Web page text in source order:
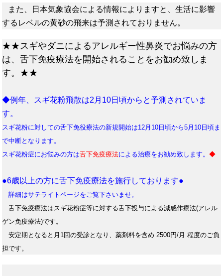
また、日本気象協会による情報によりますと、生活に影響
するレベルの黄砂の飛来は予測されておりません。
★★スギやダニによるアレルギー性鼻炎でお悩みの方
は、舌下免疫療法を開始されることをお勧め致しま
す。★★
◆例年、スギ花粉飛散は2月10日頃からと予測されていま
す。
スギ花粉に対しての舌下免役療法の新規開始は12月10日頃から5月10日頃ま
で中断となります。
スギ花粉症にお悩みの方は舌下免疫療法による治療をお勧め致します。◆
●6歳以上の方に舌下免疫療法を施行しております●
詳細はサテライトページをご覧下さいませ。
舌下免疫療法はスギ花粉症等に対する舌下投与による減感作療法(アレル
ゲン免疫療法)です。
安定期となると月1回の受診となり、薬剤料を含め 2500円/月 程度のご負
担です。